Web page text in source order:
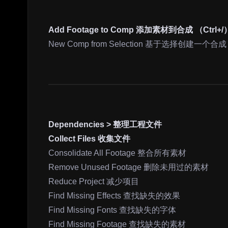
Add Footage to Comp 添加素材到合成 （Ctrl+/）
New Comp from Selection 基于选择创建一个合成
Dependencies > 整理工程文件
Collect Files 收集文件
Consolidate All Footage 整合所有素材
Remove Unused Footage 删除未用过的素材
Reduce Project 减少项目
Find Missing Effects 查找缺失的效果
Find Missing Fonts 查找缺失的字体
Find Missing Footage 查找缺失的素材